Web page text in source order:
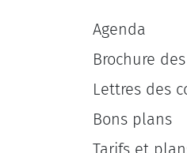
Agenda
Brochure
Lettres des
Bons plans
Tarifs et